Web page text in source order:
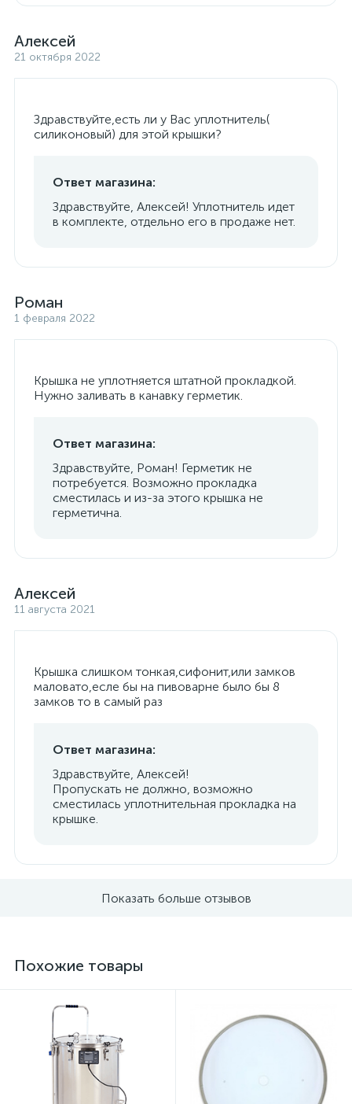
Алексей
21 октября 2022
Здравствуйте,есть ли у Вас уплотнитель(
силиконовый) для этой крышки?
Ответ магазина:
Здравствуйте, Алексей! Уплотнитель идет
в комплекте, отдельно его в продаже нет.
Роман
1 февраля 2022
Крышка не уплотняется штатной прокладкой.
Нужно заливать в канавку герметик.
Ответ магазина:
Здравствуйте, Роман! Герметик не
потребуется. Возможно прокладка
сместилась и из-за этого крышка не
герметична.
Алексей
11 августа 2021
Крышка слишком тонкая,сифонит,или замков
маловато,есле бы на пивоварне было бы 8
замков то в самый раз
Ответ магазина:
Здравствуйте, Алексей!
Пропускать не должно, возможно
сместилась уплотнительная прокладка на
крышке.
Показать больше отзывов
Похожие товары